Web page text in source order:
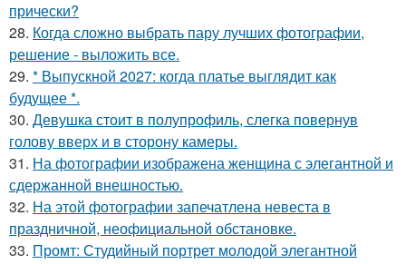
прически?
28. Когда сложно выбрать пару лучших фотографии,
решение - выложить все.
29. * Выпускной 2027: когда платье выглядит как
будущее *.
30. Девушка стоит в полупрофиль, слегка повернув
голову вверх и в сторону камеры.
31. На фотографии изображена женщина с элегантной и
сдержанной внешностью.
32. На этой фотографии запечатлена невеста в
праздничной, неофициальной обстановке.
33. Промт: Студийный портрет молодой элегантной